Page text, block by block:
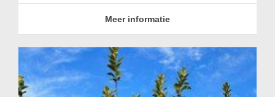
Meer informatie